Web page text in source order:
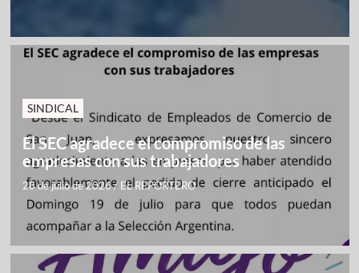
SINDICAL
El SEC agradece el compromiso de las
empresas con sus trabajadores
28 de julio de 2026/ EL REPORTERO